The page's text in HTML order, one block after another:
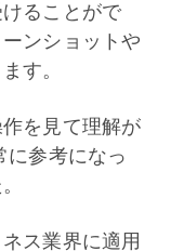
ることがで
ンショットや
す。
を見て理解が
に参考になっ
ス業界に適用